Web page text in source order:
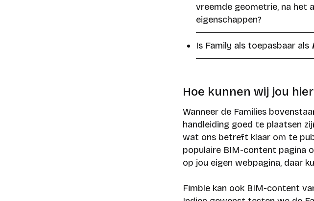
vreemde geometrie, na het
eigenschappen?
Is Family als toepasbaar als
Hoe kunnen wij jou
Wanneer de Families
handleiding goed te plaatsen
wat ons betreft klaar om te
populaire BIM-content pagina
op jou eigen webpagina, daar
Fimble kan ook BIM-content